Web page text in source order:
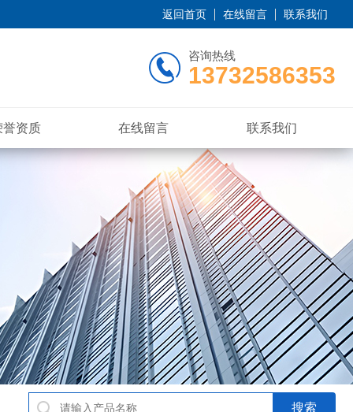
返回首页 在线留言 联系我们
咨询热线
13732586353
誉资质 在线留言 联系我们